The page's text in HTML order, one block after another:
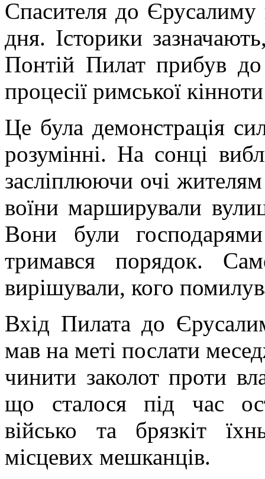
Спасителя до
дня. Історики
Понтій Пилат прибув
процесії римської
Це була демонстрація
розумінні. На сонці
засліплюючи очі
воїни марширували
Вони були
тримався порядок.
вирішували, кого
Вхід Пилата до
мав на меті послати
чинити заколот проти
що сталося під час
військо та брязкіт
місцевих мешканців.